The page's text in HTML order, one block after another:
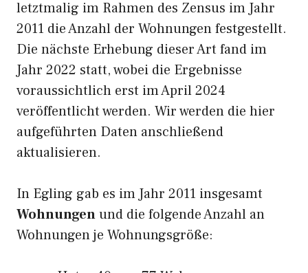
letztmalig im Rahmen des Zensus im Jahr
2011 die Anzahl der Wohnungen festgestellt.
Die nächste Erhebung dieser Art fand im
Jahr 2022 statt, wobei die Ergebnisse
voraussichtlich erst im April 2024
veröffentlicht werden. Wir werden die hier
aufgeführten Daten anschließend
aktualisieren.
In Egling gab es im Jahr 2011 insgesamt
Wohnungenund die folgende Anzahl an
Wohnungen je Wohnungsgröße: